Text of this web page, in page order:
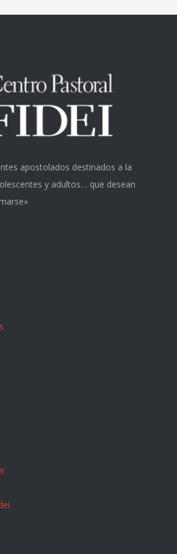
apostolados destinados a la
y adultos… que desean